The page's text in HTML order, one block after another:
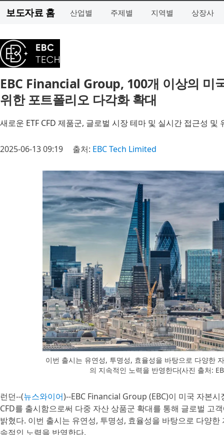
보도자료 홈 산업별 주제별 지역별 상장사
EBC Financial Group, 100개 이상의 미
위한 포트폴리오 다각화 확대
새로운 ETF CFD 제품군, 글로벌 시장 테마 및 실시간 접근성 및
2025-06-13 09:19 출처: EBC Tech Limited
이번 출시는 유연성, 투명성, 효율성을 바탕으로 다양한
의 지속적인 노력을 반영한다(사진 출처:
런던--(뉴스와이어)--EBC Financial Group (EBC)이 미국 자본
CFD를 출시함으로써 다중 자산 상품군 확대를 통해 글로벌 고
밝혔다. 이번 출시는 유연성, 투명성, 효율성을 바탕으로 다양
속적인 노력을 반영한다.